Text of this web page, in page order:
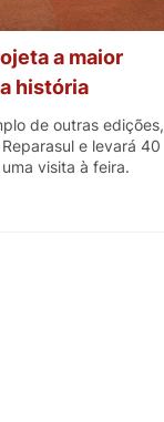
a maior
história
de outras edições,
e levará 40
visita à feira.